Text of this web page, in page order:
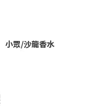
小眾/沙龍香水